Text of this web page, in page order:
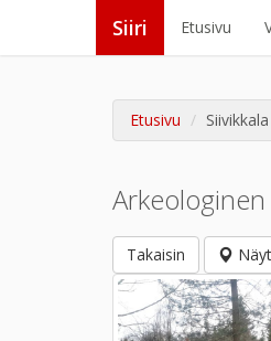
Siiri Etusivu
Etusivu Siivikkala
Takaisin